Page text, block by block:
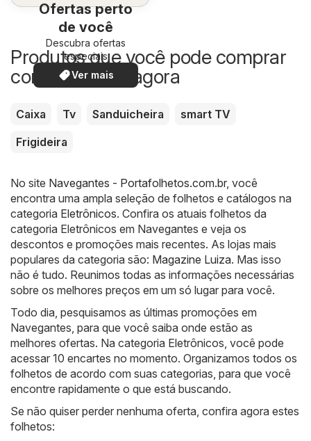
Ofertas perto
de você
Descubra ofertas
especiais
Ver mais
Produtos que você pode comprar
com desconto agora
Caixa Tv Sanduicheira
smart TV
Frigideira
No site Navegantes - Portafolhetos.com.br, você
encontra uma ampla seleção de folhetos e catálogos na
categoria Eletrônicos. Confira os atuais folhetos da
categoria Eletrônicos em Navegantes e veja os
descontos e promoções mais recentes. As lojas mais
populares da categoria são: Magazine Luiza. Mas isso
não é tudo. Reunimos todas as informações necessárias
sobre os melhores preços em um só lugar para você.
Todo dia, pesquisamos as últimas promoções em
Navegantes, para que você saiba onde estão as
melhores ofertas. Na categoria Eletrônicos, você pode
acessar 10 encartes no momento. Organizamos todos os
folhetos de acordo com suas categorias, para que você
encontre rapidamente o que está buscando.
Se não quiser perder nenhuma oferta, confira agora estes
folhetos: